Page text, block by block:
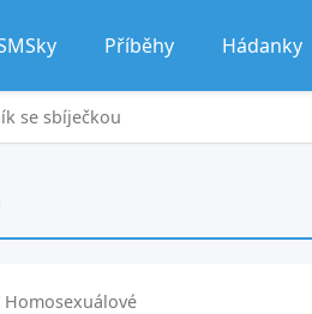
Příběhy Hádanky
se sbíječkou